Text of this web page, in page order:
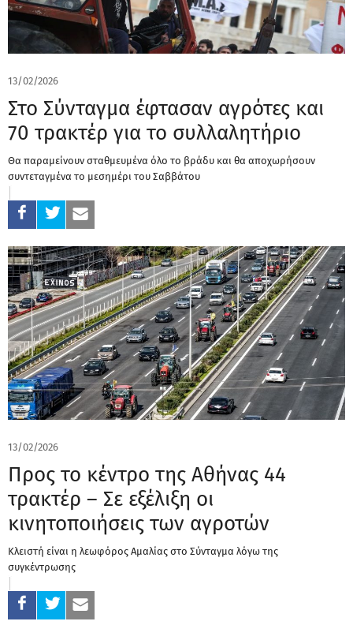
13/02/2026
Στο Σύνταγμα έφτασαν αγρότες και
70 τρακτέρ για το συλλαλητήριο
Θα παραμείνουν σταθμευμένα όλο το βράδυ και θα αποχωρήσουν
συντεταγμένα το μεσημέρι του Σαββάτου
13/02/2026
Προς το κέντρο της Αθήνας 44
τρακτέρ – Σε εξέλιξη οι
κινητοποιήσεις των αγροτών
Κλειστή είναι η λεωφόρος Αμαλίας στο Σύνταγμα λόγω της
συγκέντρωσης